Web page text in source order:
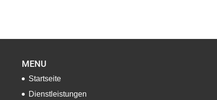
MENU
Startseite
Dienstleistungen